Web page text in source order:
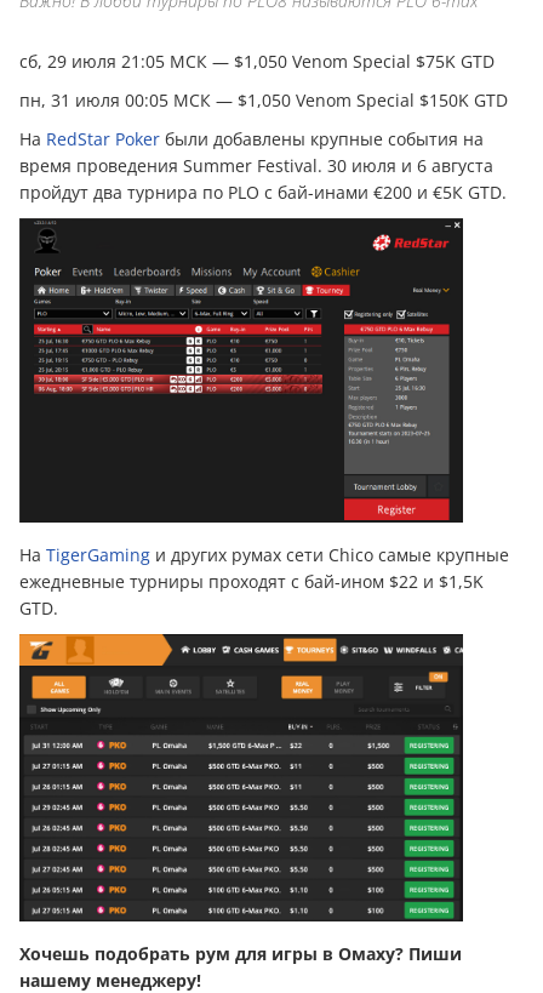
сб, 29 июля 21:05 МСК — $1,050 Venom Special $75K GTD
пн, 31 июля 00:05 МСК — $1,050 Venom Special $150K GTD
На RedStar Poker были добавлены крупные события на
время проведения Summer Festival. 30 июля и 6 августа
пройдут два турнира по PLO с бай-инами €200 и €5К GTD.
На TigerGaming и других румах сети Chico самые крупные
ежедневные турниры проходят с бай-ином $22 и $1,5K
GTD.
Хочешь подобрать рум для игры в Омаху? Пиши
нашему менеджеру!